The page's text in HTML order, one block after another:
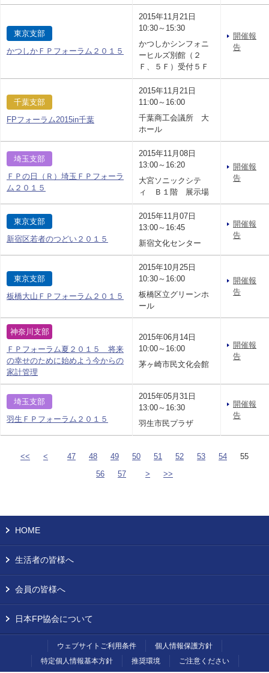
東京支部
かつしかＦＰフォーラム２０１５
2015年11月21日
10:30～15:30
かつしかシンフォニ
ーヒルズ別館（２
Ｆ、５Ｆ）受付５Ｆ
開催報
告
千葉支部
FPフォーラム2015in千葉
2015年11月21日
11:00～16:00
千葉商工会議所 大
ホール
埼玉支部
ＦＰの日（Ｒ）埼玉ＦＰフォーラ
ム２０１５
2015年11月08日
13:00～16:20
大宮ソニックシテ
ィ Ｂ１階 展示場
開催報
告
東京支部
新宿区若者のつどい２０１５
2015年11月07日
13:00～16:45
新宿文化センター
開催報
告
東京支部
板橋大山ＦＰフォーラム２０１５
2015年10月25日
10:30～16:00
板橋区立グリーンホ
ール
開催報
告
神奈川支部
ＦＰフォーラム夏２０１５ 将来
の幸せのために始めよう今からの
家計管理
2015年06月14日
10:00～16:00
茅ヶ崎市民文化会館
開催報
告
埼玉支部
羽生ＦＰフォーラム２０１５
2015年05月31日
13:00～16:30
羽生市民プラザ
開催報
告
<< < 47 48 49 50 51 52 53 54
55
56
57 > >>
HOME
生活者の皆様へ
会員の皆様へ
日本FP協会について
ウェブサイトご利用条件
個人情報保護方針
特定個人情報基本方針
推奨環境 ご注意ください